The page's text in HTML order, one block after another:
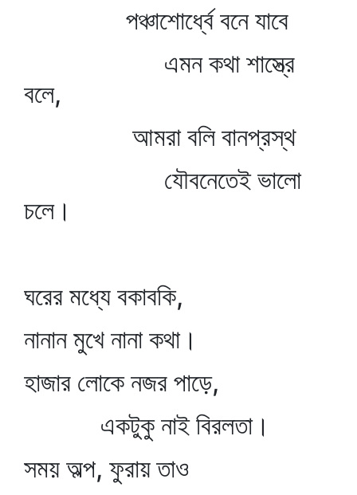
পঞ্চাশোর্ধ্বে বনে যাবে
এমন কথা শাস্ত্রে
বলে,
আমরা বলি বানপ্রস্থ
যৌবনেতেই ভালো
চলে।
ঘরের মধ্যে বকাবকি,
নানান মুখে নানা কথা।
হাজার লোকে নজর পাড়ে,
একটুকু নাই বিরলতা।
সময় অল্প, ফুরায় তাও